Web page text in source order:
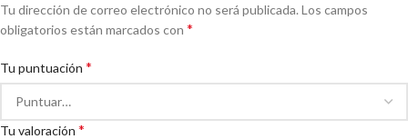
Tu dirección de correo electrónico no será publicada. Los campos
obligatorios están marcados con *
Tu puntuación *
Tu valoración *